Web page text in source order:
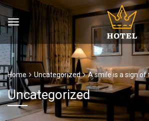
Home Uncategorized A smile is a sign
Uncategorized